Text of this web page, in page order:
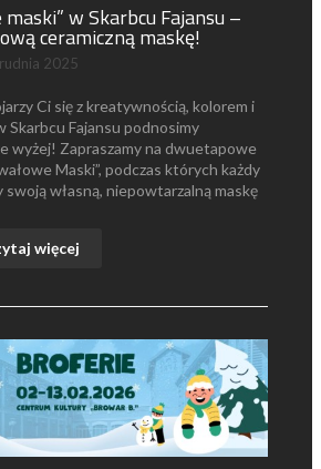
maski” w Skarbcu Fajansu –
ceramiczną maskę!
2025
Ci się z kreatywnością, kolorem i
Skarbcu Fajansu podnosimy
wyżej! Zapraszamy na dwuetapowe
Maski”, podczas których każdy
własną, niepowtarzalną maskę
więcej